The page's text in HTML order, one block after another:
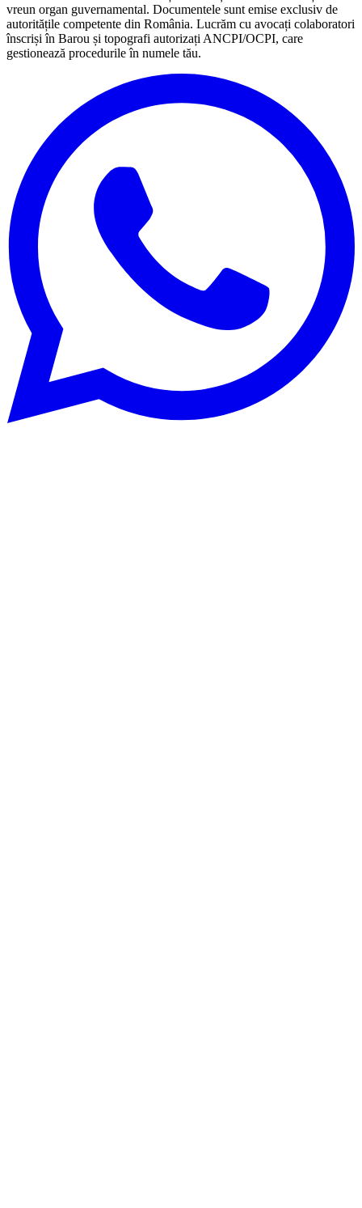
vreun organ guvernamental. Documentele sunt emise exclusiv de
autoritățile competente din România. Lucrăm cu avocați colaboratori
înscriși în Barou și topografi autorizați ANCPI/OCPI, care
gestionează procedurile în numele tău.